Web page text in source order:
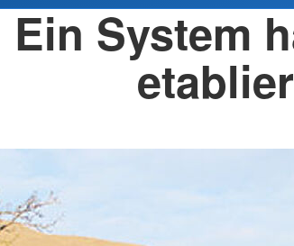
Ein System